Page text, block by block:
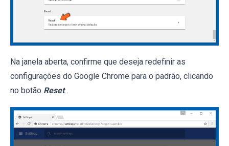
Na janela aberta, confirme que deseja redefinir as
configurações do Google Chrome para o padrão, clicando
no botão Reset .